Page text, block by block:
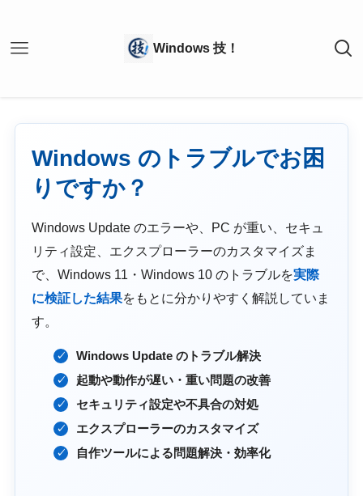
Windows のトラブルでお困
りですか？
Windows Update のエラーや、PC が重い、セキュ
リティ設定、エクスプローラーのカスタマイズま
で、Windows 11・Windows 10 のトラブルを実際
に検証した結果をもとに分かりやすく解説していま
す。
Windows Update のトラブル解決
起動や動作が遅い・重い問題の改善
セキュリティ設定や不具合の対処
エクスプローラーのカスタマイズ
自作ツールによる問題解決・効率化